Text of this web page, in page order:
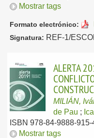
Mostrar tags
Formato electrónico:
Signatura: REF-1/
ALERTA
MILIÁN,
de Pau ;
ISBN 978-84-9888-915-
Mostrar tags